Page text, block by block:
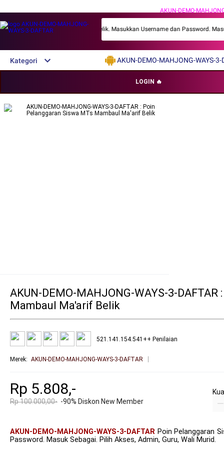
AKUN-DEMO-
Siswa MTs Mambaul Ma'arif Belik. Masukkan Username dan Password.
Kategori AKUN-DEMO-MAHJONG-WAYS-3-
AKUN-DEMO-MAHJONG-WAYS-
LOGIN 🔥
AKUN-DEMO-MAHJONG-WAYS-3-
Mambaul Ma'arif Belik
521.141.154.541++ Penilaian
Merek: AKUN-DEMO-MAHJONG-WAYS-3-DAFTAR
Rp 5.808,-
Rp 100.000,00- -90% Diskon New Member
AKUN-DEMO-MAHJONG-WAYS-3-DAFTAR Poin Pelanggaran
Password. Masuk Sebagai. Pilih Akses, Admin, Guru, Wali Murid.